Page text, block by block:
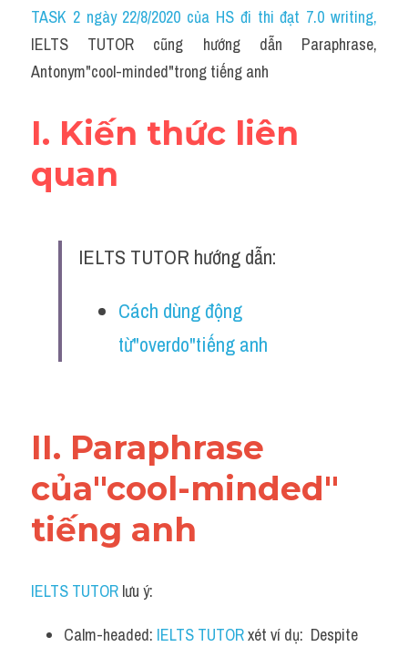
Idiom
Grammar
Word form
Cách dùng từ
Đề thi thật Task 2
TASK 2 ngày 22/8/2020 của HS đi thi đạt 7.0 writing,
IELTS TUTOR cũng hướng dẫn Paraphrase,
Antonym"cool-minded"trong tiếng anh
I. Kiến thức liên
quan
IELTS TUTOR hướng dẫn:
Cách dùng động
từ"overdo"tiếng anh
II. Paraphrase
của"cool-minded"
tiếng anh
IELTS TUTOR lưu ý:
Calm-headed: IELTS TUTOR xét ví dụ:  Despite